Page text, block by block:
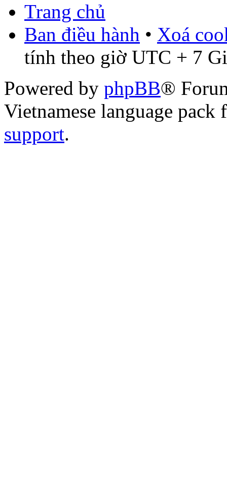
Trang chủ
Ban điều hành • Xoá
tính theo giờ UTC + 7
Powered by phpBB®
Vietnamese language
support.